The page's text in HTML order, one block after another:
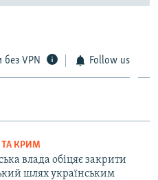
без VPN Follow us
ТА КРИМ
влада обіцяє закрити
шлях українським